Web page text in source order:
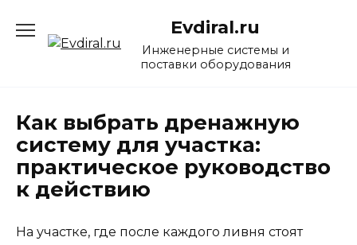
содержанию
Evdiral.ru
Инженерные системы и
поставки оборудования
Как выбрать дренажную
систему для участка:
практическое руководство
к действию
На участке, где после каждого ливня стоят